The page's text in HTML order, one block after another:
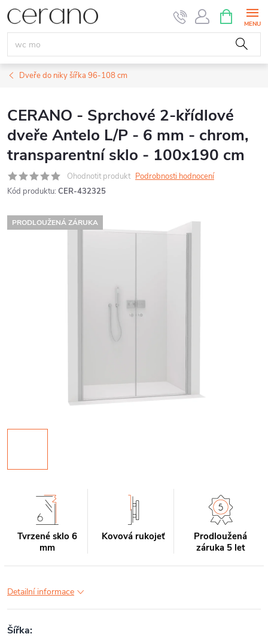
Přejít
na
obsah
NÁKUPNÍ
KOŠÍK
Dveře do niky šířka 96-108 cm
CERANO - Sprchové 2-křídlové
dveře Antelo L/P - 6 mm - chrom,
transparentní sklo - 100x190 cm
Ohodnotit produkt Podrobnosti hodnocení
Kód produktu: CER-432325
PRODLOUŽENÁ ZÁRUKA
Tvrzené sklo 6
mm
Kovová rukojeť
Prodloužená
záruka 5 let
Detailní informace